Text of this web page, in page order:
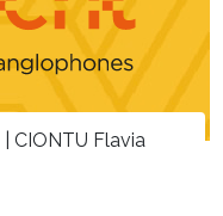
CIONTU Flavia